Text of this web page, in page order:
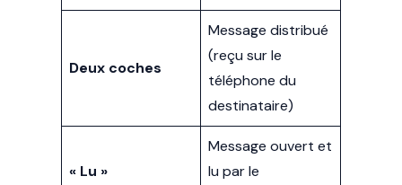
Deux coches
Message distribué
(reçu sur le
téléphone du
destinataire)
« Lu »
Message ouvert et
lu par le